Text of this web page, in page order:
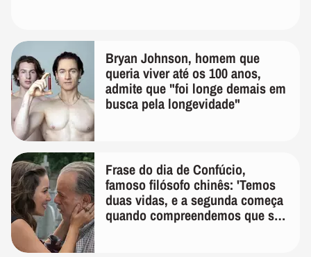
Bryan Johnson, homem que
queria viver até os 100 anos,
admite que "foi longe demais em
busca pela longevidade"
Frase do dia de Confúcio,
famoso filósofo chinês: 'Temos
duas vidas, e a segunda começa
quando compreendemos que só